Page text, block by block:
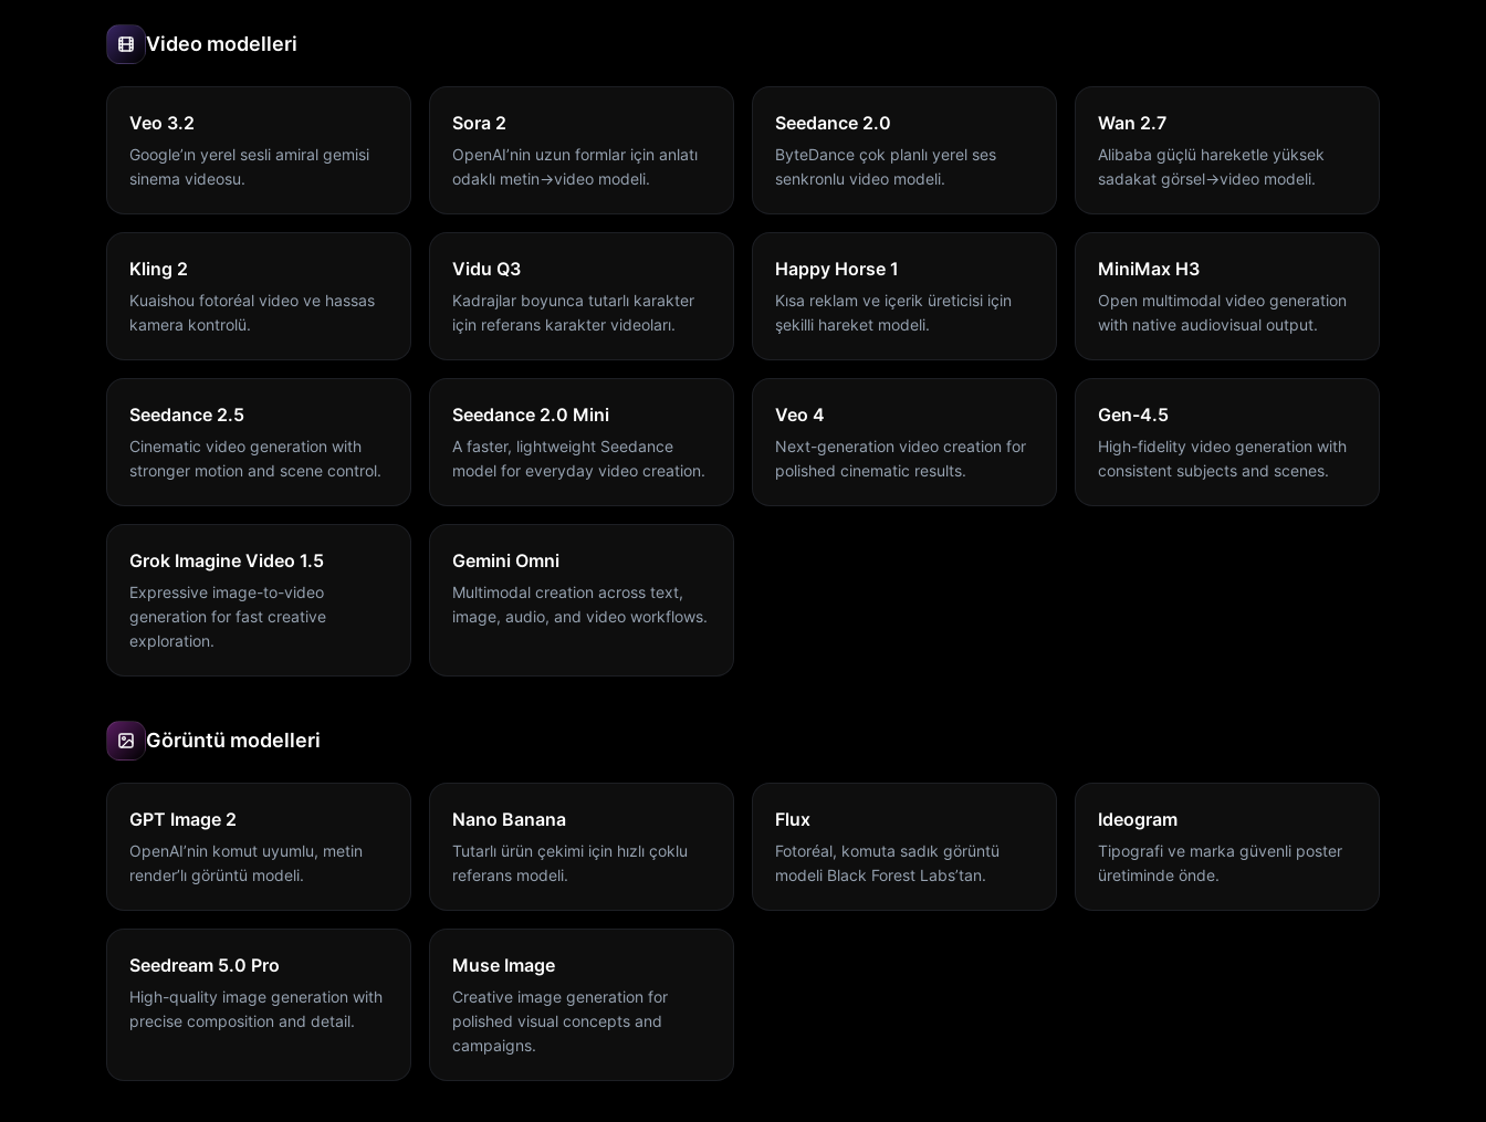
Video modelleri
Veo 3.2
Google’ın yerel sesli amiral gemisi
sinema videosu.
Sora 2
OpenAI’nin uzun formlar için anlatı
odaklı metin→video modeli.
Seedance 2.0
ByteDance çok planlı yerel ses
senkronlu video modeli.
Wan 2.7
Alibaba güçlü hareketle yüksek
sadakat görsel→video modeli.
Kling 2
Kuaishou fotoréal video ve hassas
kamera kontrolü.
Vidu Q3
Kadrajlar boyunca tutarlı karakter
için referans karakter videoları.
Happy Horse 1
Kısa reklam ve içerik üreticisi için
şekilli hareket modeli.
MiniMax H3
Open multimodal video generation
with native audiovisual output.
Seedance 2.5
Cinematic video generation with
stronger motion and scene control.
Seedance 2.0 Mini
A faster, lightweight Seedance
model for everyday video creation.
Veo 4
Next-generation video creation for
polished cinematic results.
Gen-4.5
High-fidelity video generation with
consistent subjects and scenes.
Grok Imagine Video 1.5
Expressive image-to-video
generation for fast creative
exploration.
Gemini Omni
Multimodal creation across text,
image, audio, and video workflows.
Görüntü modelleri
GPT Image 2
OpenAI’nin komut uyumlu, metin
render’lı görüntü modeli.
Nano Banana
Tutarlı ürün çekimi için hızlı çoklu
referans modeli.
Flux
Fotoréal, komuta sadık görüntü
modeli Black Forest Labs’tan.
Ideogram
Tipografi ve marka güvenli poster
üretiminde önde.
Seedream 5.0 Pro
High-quality image generation with
precise composition and detail.
Muse Image
Creative image generation for
polished visual concepts and
campaigns.